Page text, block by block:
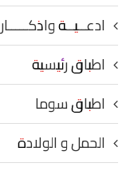
ادعــيــة واذكـــــار
اطباق رئيسية
اطباق سوما
الحمل و الولادة